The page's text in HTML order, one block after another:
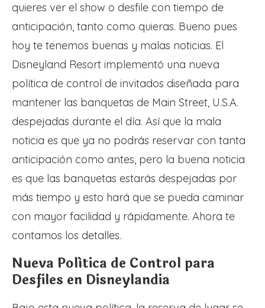
quieres ver el show o desfile con tiempo de
anticipación, tanto como quieras. Bueno pues
hoy te tenemos buenas y malas noticias. El
Disneyland Resort implementó una nueva
política de control de invitados diseñada para
mantener las banquetas de Main Street, U.S.A.
despejadas durante el día. Así que la mala
noticia es que ya no podrás reservar con tanta
anticipación como antes, pero la buena noticia
es que las banquetas estarás despejadas por
más tiempo y esto hará que se pueda caminar
con mayor facilidad y rápidamente. Ahora te
contamos los detalles.
Nueva Política de Control para
Desfiles en Disneylandia